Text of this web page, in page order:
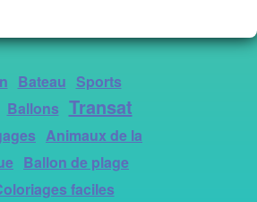
Bateau Sports
Ballons Transat
Animaux de la
Ballon de plage
faciles